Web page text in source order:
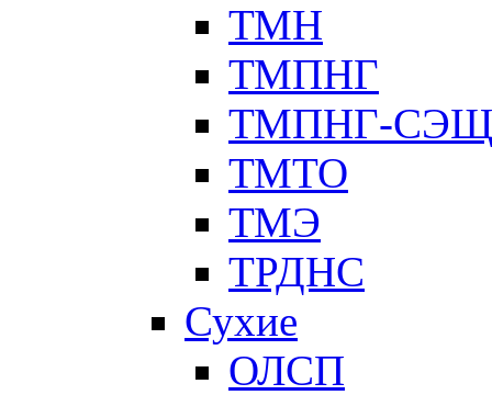
ТМН
ТМПНГ
ТМПНГ-СЭЩ
ТМТО
ТМЭ
ТРДНС
Сухие
ОЛСП